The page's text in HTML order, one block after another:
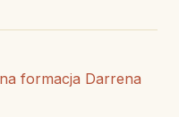
formacja Darrena